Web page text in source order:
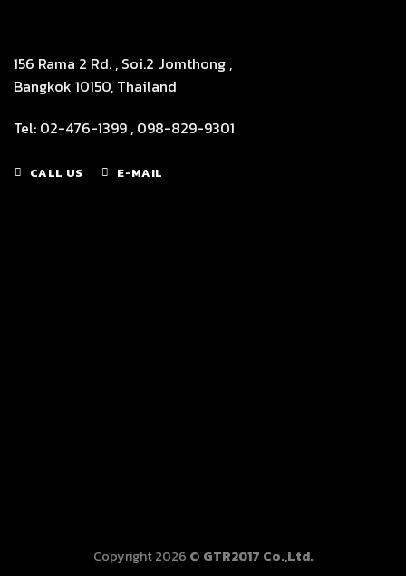
156 Rama 2 Rd. , Soi.2 Jomthong ,
Bangkok 10150, Thailand
Tel: 02-476-1399 , 098-829-9301
CALL US E-MAIL
Copyright 2026 © GTR2017 Co.,Ltd.